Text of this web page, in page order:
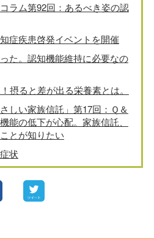
ラム第92回：あるべき姿の認
症疾患啓発イベントを開催
た。認知機能維持に必要なの
摂ると差が出る栄養素とは。
しい家族信託」第17回：Ｑ＆
の低下が心配。家族信託、
とが知りたい
状